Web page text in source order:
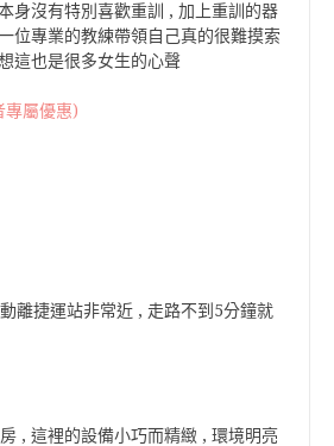
身沒有特別喜歡重訓 , 加上重訓的器
位專業的教練帶領自己真的很難摸索
這也是很多女生的心聲
專屬優惠)
離捷運站非常近 , 走路不到5分鐘就
, 這裡的設備小巧而精緻 , 環境明亮